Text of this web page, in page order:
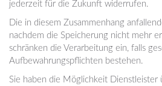
jederzeit für die Zukunft widerrufen.
Die in diesem Zusammenhang
nachdem die Speicherung nicht mehr
schränken die Verarbeitung ein, falls
Aufbewahrungspflichten bestehen.
Sie haben die Möglichkeit